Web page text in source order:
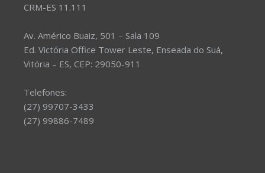
CRM-ES 11.111
Av. Américo Buaiz, 501 – Sala 109
Ed. Victória Office Tower Leste, Enseada do Suá,
Vitória – ES, CEP: 29050-911
Telefones:
(27) 99707-3433
(27) 99886-7489